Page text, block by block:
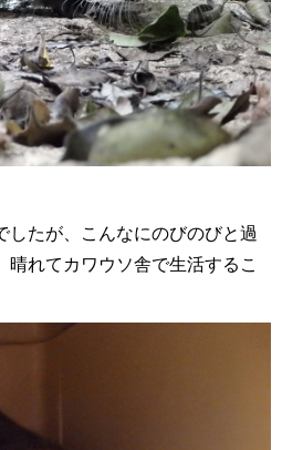
したが、こんなにのびのびと過
晴れてカワウソ舎で生活するこ